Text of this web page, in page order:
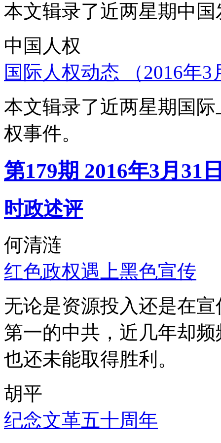
本文辑录了近两星期中
中国人权
国际人权动态 （2016年
本文辑录了近两星期国
权事件。
第179期 2016年3月31
时政述评
何清涟
红色政权遇上黑色宣传
无论是资源投入还是在
第一的中共，近几年却
也还未能取得胜利。
胡平
纪念文革五十周年